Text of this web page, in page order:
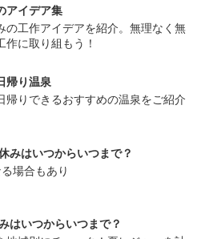
アイデア集
の工作アイデアを紹介。無理なく無
に取り組もう！
帰り温泉
帰りできるおすすめの温泉をご紹介
みはいつからいつまで？
場合もあり
はいつからいつまで？